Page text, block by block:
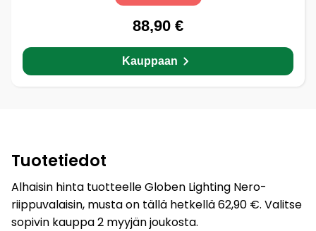
88,90 €
Kauppaan
Tuotetiedot
Alhaisin hinta tuotteelle Globen Lighting Nero-
riippuvalaisin, musta on tällä hetkellä 62,90 €. Valitse
sopivin kauppa 2 myyjän joukosta.